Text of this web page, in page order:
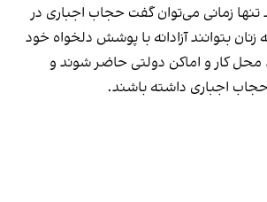
تنها زمانی می‌توان گفت حجاب اجباری در
زنان بتوانند آزادانه با پوشش دلخواه خود
محل کار و اماکن دولتی حاضر شوند و
اجباری داشته باشند.